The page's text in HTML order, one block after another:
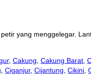
yang menggelegar.
, Cakung, Cakung Barat,
, Ciganjur, Cijantung, Cikini,